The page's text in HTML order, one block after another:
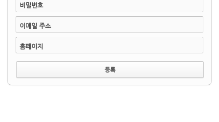
비밀번호
이메일 주소
홈페이지